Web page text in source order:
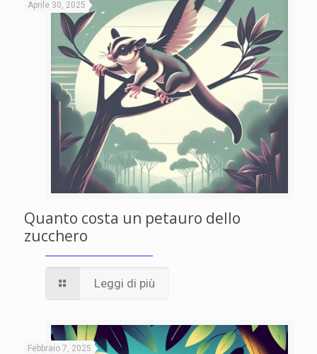
Aprile 30, 2025
Quanto costa un petauro dello
zucchero
Leggi di più
Febbraio 7, 2025